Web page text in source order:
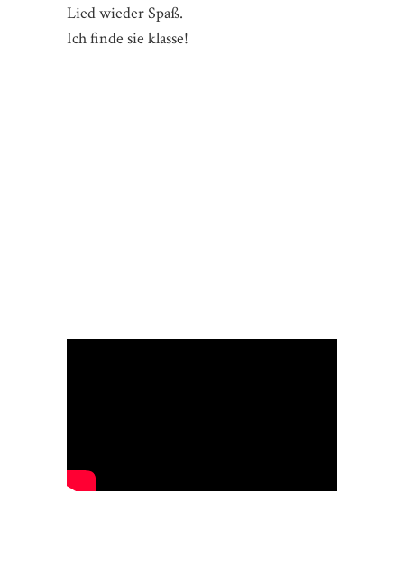
Lied wieder Spaß.
Ich finde sie klasse!